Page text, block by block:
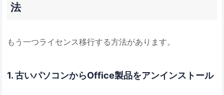
法
もう一つライセンス移行する方法があります。
1. 古いパソコンからOffice製品をアンインストール